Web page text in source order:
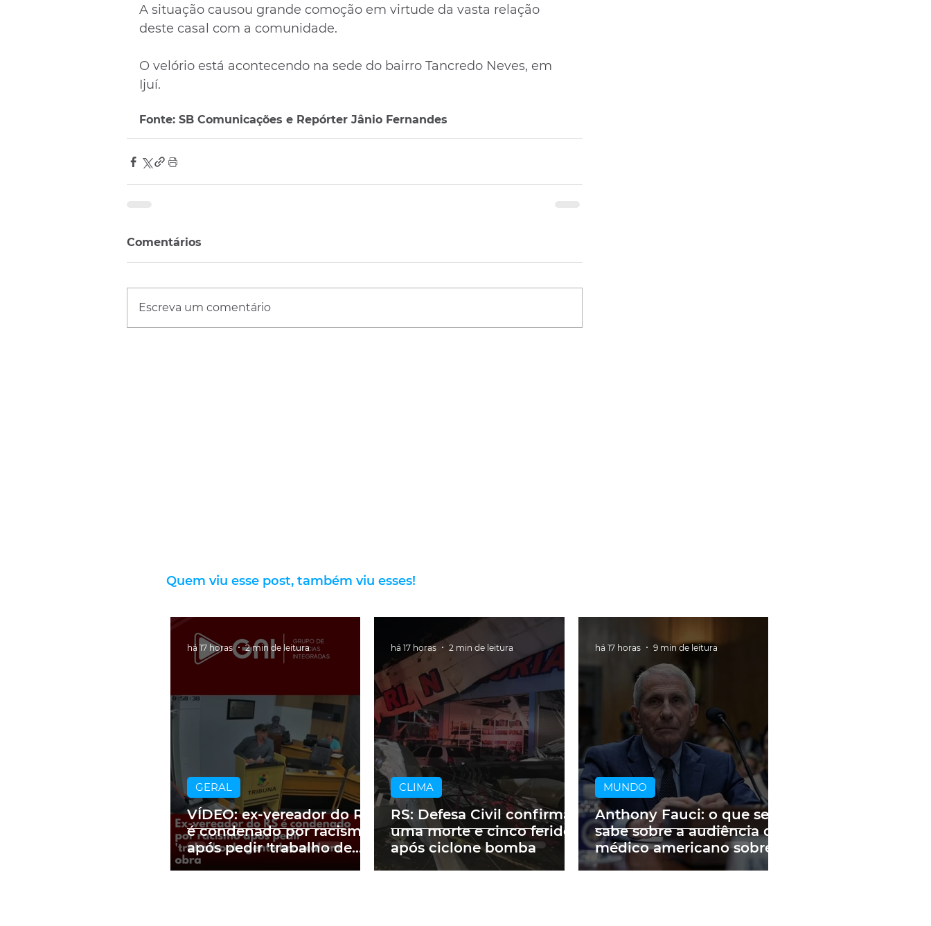
A situação causou grande comoção em virtude da vasta relação
deste casal com a comunidade.
O velório está acontecendo na sede do bairro Tancredo Neves, em
Ijuí.
Fonte: SB Comunicações e Repórter Jânio Fernandes
Comentários
Escreva um comentário
Quem viu esse post, também viu esses!
VÍDEO: ex-vereador do RS
é condenado por racismo
após pedir 'trabalho de
gente branca' em obra
GERAL
há 17 horas 2 min de leitura
RS: Defesa Civil confirma
uma morte e cinco feridos
após ciclone bomba
CLIMA
há 17 horas 2 min de leitura
Anthony Fauci: o que se
sabe sobre a audiência do
médico americano sobre
a pandemia e as fake
MUNDO
há 17 horas 9 min de leitura